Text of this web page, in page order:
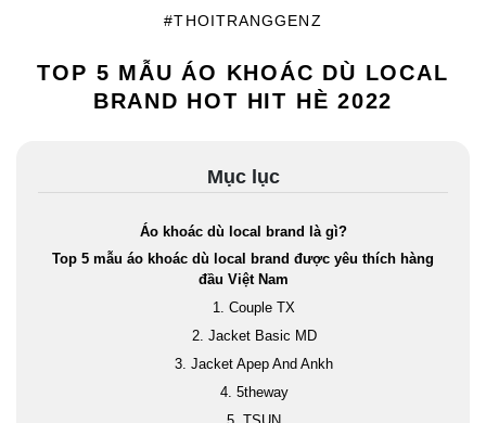
#THOITRANGGENZ
TOP 5 MẪU ÁO KHOÁC DÙ LOCAL
BRAND HOT HIT HÈ 2022
Mục lục
Áo khoác dù local brand là gì?
Top 5 mẫu áo khoác dù local brand được yêu thích hàng
đầu Việt Nam
1. Couple TX
2. Jacket Basic MD
3. Jacket Apep And Ankh
4. 5theway